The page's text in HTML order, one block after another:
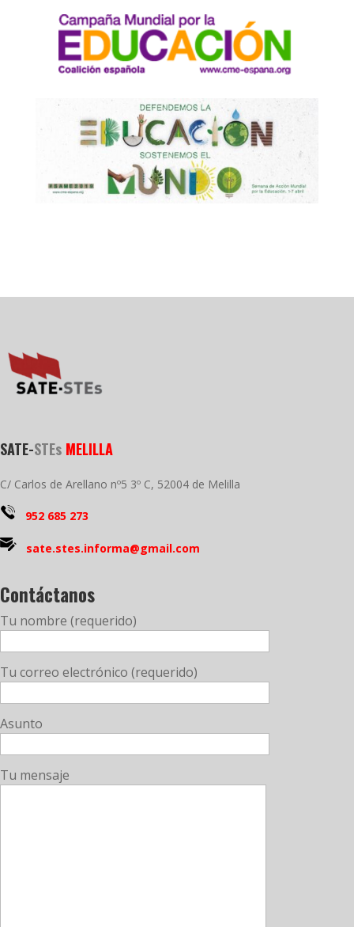
SATE-STEs MELILLA
C/ Carlos de Arellano nº5 3º C, 52004 de Melilla
952 685 273
sate.stes.informa@gmail.com
Contáctanos
Tu nombre (requerido)
Tu correo electrónico (requerido)
Asunto
Tu mensaje